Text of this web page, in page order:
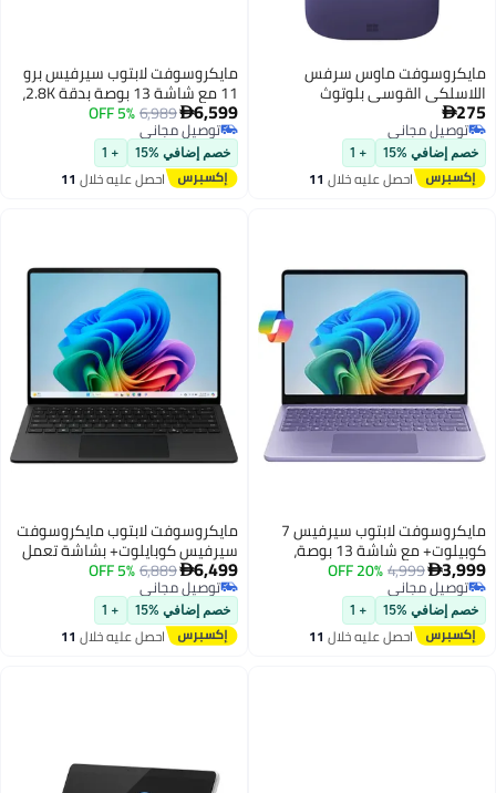
مايكروسوفت ماوس سرفس
اللاسلكي القوسي بلوتوث
275
توصيل مجاني
توصيل مجاني
خصم إضافي %15 + 1
احصل عليه خلال 11
مايكروسوفت لابتوب سيرفيس برو
11 مع شاشة 13 بوصة بدقة 2.8K،
رام/256 جيجابايت SSD/رسومات
إنتل آرك/ويندوز 11 برو إنجليزي/
عربي بلاتينيوم
6,599
6,989
5% OFF
توصيل مجاني
توصيل مجاني
خصم إضافي %15 + 1
احصل عليه خلال 11
مايكروسوفت لابتوب سيرفيس 7
كوبيلوت+ مع شاشة 13 بوصة،
SSD/ويندوز 11 هوم/
3,999
4,999
20% OFF
توصيل مجاني
توصيل مجاني
خصم إضافي %15 + 1
احصل عليه خلال 11
مايكروسوفت لابتوب مايكروسوفت
سيرفيس كوبايلوت+ بشاشة تعمل
باللمس مقاس 13.8 بوصة، مع
ويندوز 11 هوم
6,499
6,889
5% OFF
توصيل مجاني
توصيل مجاني
خصم إضافي %15 + 1
احصل عليه خلال 11